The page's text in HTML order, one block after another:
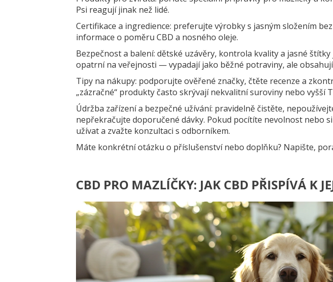
Psi reagují jinak než lidé.
Certifikace a ingredience: preferujte výrobky s jasným složením
informace o poměru CBD a nosného oleje.
Bezpečnost a balení: dětské uzávěry, kontrola kvality a jasné
opatrní na veřejnosti — vypadají jako běžné potraviny, ale
Tipy na nákupy: podporujte ověřené značky, čtěte recenze a
„zázračné“ produkty často skrývají nekvalitní suroviny nebo vyšší
Údržba zařízení a bezpečné užívání: pravidelně čistěte,
nepřekračujte doporučené dávky. Pokud pocítíte nevolnost nebo
užívat a zvažte konzultaci s odborníkem.
Máte konkrétní otázku o příslušenství nebo doplňku? Napište,
CBD PRO MAZLÍČKY: JAK CBD PŘISPÍVÁ K